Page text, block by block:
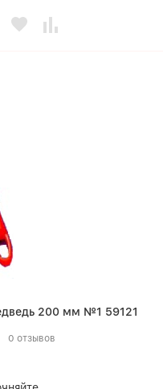
200 мм №1 59121
0 отзывов